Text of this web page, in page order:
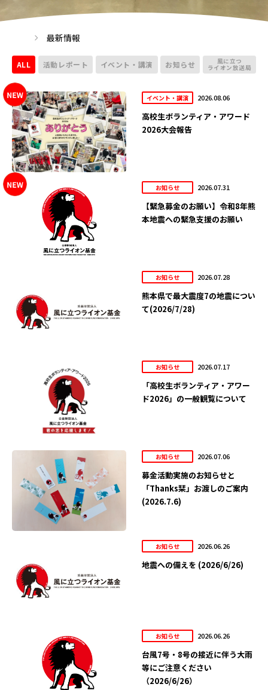
最新情報
ALL 活動レポート イベント・講演 お知らせ 風に立つ
ライオン放送局
イベント・講演 2026.08.06
高校生ボランティア・アワード
2026大会報告
お知らせ 2026.07.31
【緊急募金のお願い】令和8年熊
本地震への緊急支援のお願い
お知らせ 2026.07.28
熊本県で最大震度7の地震につい
て(2026/7/28)
お知らせ 2026.07.17
「高校生ボランティア・アワー
ド2026」の一般観覧について
お知らせ 2026.07.06
募金活動実施のお知らせと
「Thanks栞」お渡しのご案内
(2026.7.6)
お知らせ 2026.06.26
地震への備えを (2026/6/26)
お知らせ 2026.06.26
台風7号・8号の接近に伴う大雨
等にご注意ください
（2026/6/26）